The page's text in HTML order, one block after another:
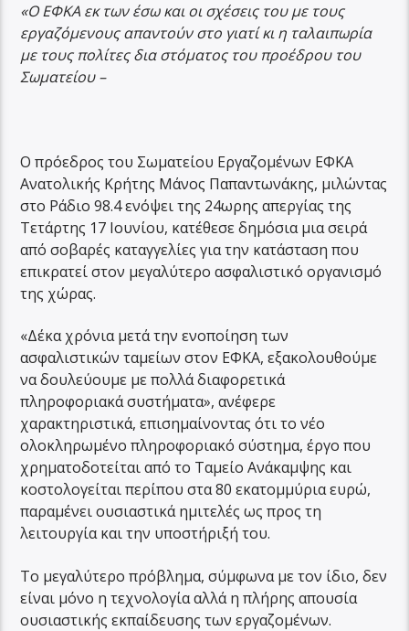
«Ο ΕΦΚΑ εκ των έσω και οι σχέσεις του με τους
εργαζόμενους απαντούν στο γιατί κι η ταλαιπωρία
με τους πολίτες δια στόματος του προέδρου του
Σωματείου –
Ο πρόεδρος του Σωματείου Εργαζομένων ΕΦΚΑ
Ανατολικής Κρήτης Μάνος Παπαντωνάκης, μιλώντας
στο Ράδιο 98.4 ενόψει της 24ωρης απεργίας της
Τετάρτης 17 Ιουνίου, κατέθεσε δημόσια μια σειρά
από σοβαρές καταγγελίες για την κατάσταση που
επικρατεί στον μεγαλύτερο ασφαλιστικό οργανισμό
της χώρας.
«Δέκα χρόνια μετά την ενοποίηση των
ασφαλιστικών ταμείων στον ΕΦΚΑ, εξακολουθούμε
να δουλεύουμε με πολλά διαφορετικά
πληροφοριακά συστήματα», ανέφερε
χαρακτηριστικά, επισημαίνοντας ότι το νέο
ολοκληρωμένο πληροφοριακό σύστημα, έργο που
χρηματοδοτείται από το Ταμείο Ανάκαμψης και
κοστολογείται περίπου στα 80 εκατομμύρια ευρώ,
παραμένει ουσιαστικά ημιτελές ως προς τη
λειτουργία και την υποστήριξή του.
Το μεγαλύτερο πρόβλημα, σύμφωνα με τον ίδιο, δεν
είναι μόνο η τεχνολογία αλλά η πλήρης απουσία
ουσιαστικής εκπαίδευσης των εργαζομένων.